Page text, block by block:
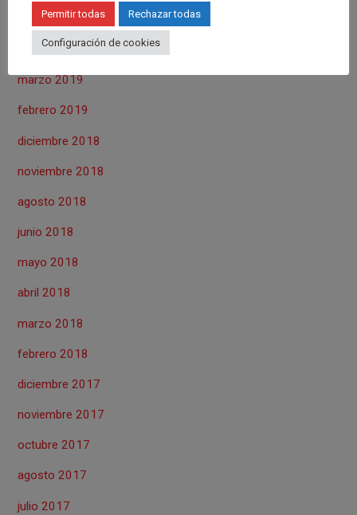
junio 2019
abril 2019
marzo 2019
febrero 2019
diciembre 2018
noviembre 2018
agosto 2018
junio 2018
mayo 2018
abril 2018
marzo 2018
febrero 2018
diciembre 2017
noviembre 2017
octubre 2017
agosto 2017
julio 2017
Permitir todas Rechazar todas
Configuración de cookies